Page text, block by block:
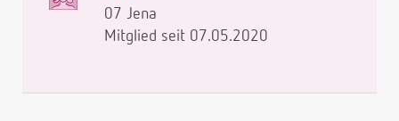
07 Jena
Mitglied seit 07.05.2020